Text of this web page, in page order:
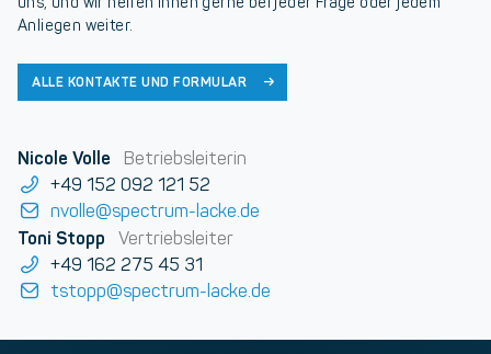
Anliegen weiter.
ALLE KONTAKTE UND FORMULAR
Nicole Volle
Betriebsleiterin
+49 152 092 121 52
nvolle@spectrum-lacke.de
Toni Stopp
Vertriebsleiter
+49 162 275 45 31
tstopp@spectrum-lacke.de